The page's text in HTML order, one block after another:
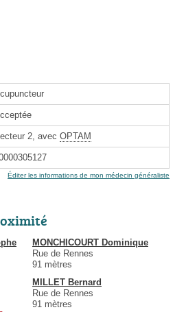
2, avec OPTAM
Éditer les informations de mon médecin généraliste
MONCHICOURT Dominique
Rue de Rennes
91 mètres
MILLET Bernard
Rue de Rennes
91 mètres